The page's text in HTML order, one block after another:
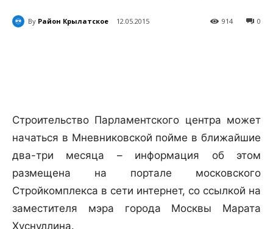
By Район Крылатское 12.05.2015 0
914
Строительство Парламентского центра может
начаться в Мневниковской пойме в ближайшие
два-три месяца – информация об этом
размещена на портале московского
Стройкомплекса в сети интернет, со ссылкой на
заместителя мэра города Москвы Марата
Хуснуллина.